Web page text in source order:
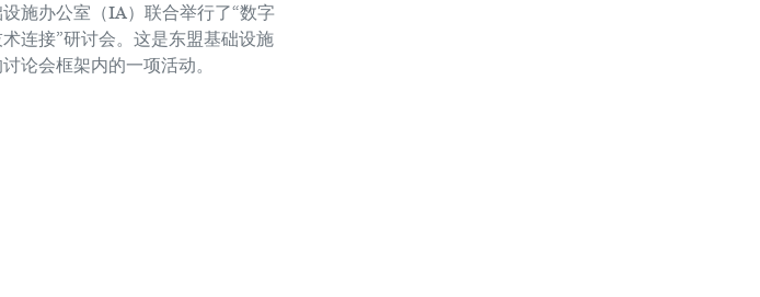
施办公室（IA）联合举行了“数字
连接”研讨会。这是东盟基础设施
讨论会框架内的一项活动。